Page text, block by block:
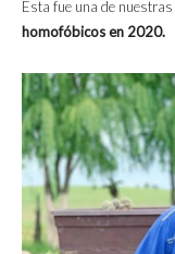
Esta fue una de nuestras
homofóbicos en 2020.